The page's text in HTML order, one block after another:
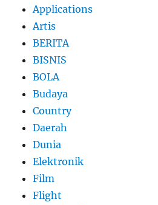
Applications
Artis
BERITA
BISNIS
BOLA
Budaya
Country
Daerah
Dunia
Elektronik
Film
Flight